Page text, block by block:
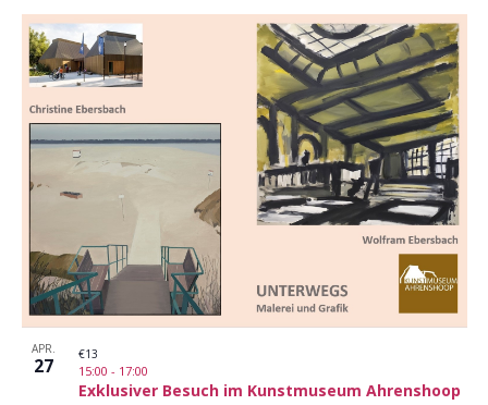
APR.
27
Exklusiver Besuch im Kunstmuseum Ahrenshoop
15:00 - 17:00
€13